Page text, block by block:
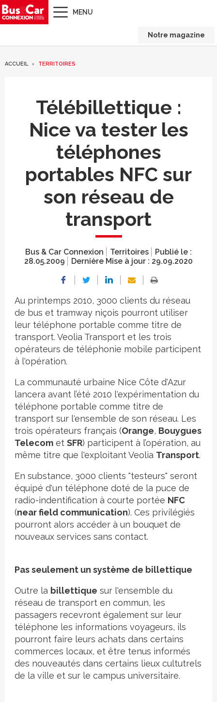
MENU
Notre magazine
ACCUEIL TERRITOIRES
Télébillettique :
Nice va tester les
téléphones
portables NFC sur
son réseau de
transport
Bus & Car Connexion Territoires
Publié le :
28.05.2009
Dernière Mise à jour : 29.09.2020
Au printemps 2010, 3000 clients du réseau
de bus et tramway niçois pourront utiliser
leur téléphone portable comme titre de
transport. Veolia Transport et les trois
opérateurs de téléphonie mobile participent
à l'opération.
La communauté urbaine Nice Côte d'Azur
lancera avant l’été 2010 l'expérimentation du
téléphone portable comme titre de
transport sur l'ensemble de son réseau. Les
trois opérateurs français (Orange, Bouygues
Telecom et SFR) participent à l’opération, au
même titre que l'exploitant Veolia Transport.
En substance, 3000 clients "testeurs" seront
équipé d'un téléphone doté de la puce de
radio-indentification à courte portée NFC
(near field communication). Ces privilégiés
pourront alors accéder à un bouquet de
nouveaux services sans contact.
Pas seulement un système de billettique
Outre la billettique sur l'ensemble du
réseau de transport en commun, les
passagers recevront également sur leur
téléphone les informations voyageurs, ils
pourront faire leurs achats dans certains
commerces locaux, et être tenus informés
des nouveautés dans certains lieux cultutrels
de la ville et sur le campus universitaire.